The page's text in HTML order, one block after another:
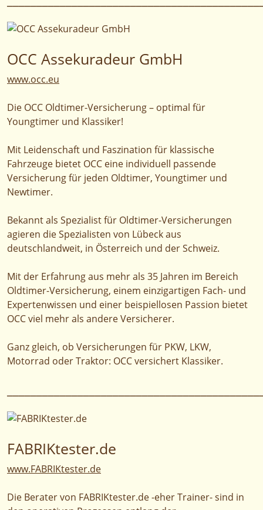
OCC Assekuradeur GmbH
www.occ.eu
Die OCC Oldtimer-Versicherung – optimal für
Youngtimer und Klassiker!
Mit Leidenschaft und Faszination für klassische
Fahrzeuge bietet OCC eine individuell passende
Versicherung für jeden Oldtimer, Youngtimer und
Newtimer.
Bekannt als Spezialist für Oldtimer-Versicherungen
agieren die Spezialisten von Lübeck aus
deutschlandweit, in Österreich und der Schweiz.
Mit der Erfahrung aus mehr als 35 Jahren im Bereich
Oldtimer-Versicherung, einem einzigartigen Fach- und
Expertenwissen und einer beispiellosen Passion bietet
OCC viel mehr als andere Versicherer.
Ganz gleich, ob Versicherungen für PKW, LKW,
Motorrad oder Traktor: OCC versichert Klassiker.
FABRIKtester.de
www.FABRIKtester.de
Die Berater von FABRIKtester.de -eher Trainer- sind in